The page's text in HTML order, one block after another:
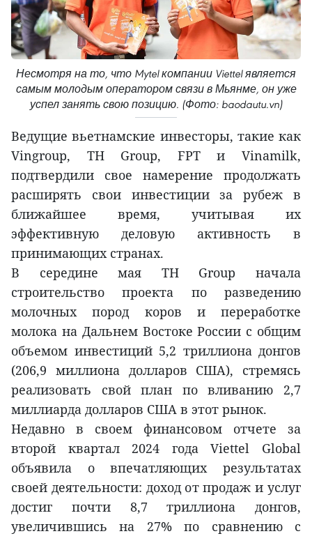
Несмотря на то, что Mytel компании Viettel является
самым молодым оператором связи в Мьянме, он уже
успел занять свою позицию. (Фото: baodautu.vn)
Ведущие вьетнамские инвесторы, такие как
Vingroup, TH Group, FPT и Vinamilk,
подтвердили свое намерение продолжать
расширять свои инвестиции за рубеж в
ближайшее время, учитывая их
эффективную деловую активность в
принимающих странах.
В середине мая TH Group начала
строительство проекта по разведению
молочных пород коров и переработке
молока на Дальнем Востоке России с общим
объемом инвестиций 5,2 триллиона донгов
(206,9 миллиона долларов США), стремясь
реализовать свой план по вливанию 2,7
миллиарда долларов США в этот рынок.
Недавно в своем финансовом отчете за
второй квартал 2024 года Viettel Global
объявила о впечатляющих результатах
своей деятельности: доход от продаж и услуг
достиг почти 8,7 триллиона донгов,
увеличившись на 27% по сравнению с